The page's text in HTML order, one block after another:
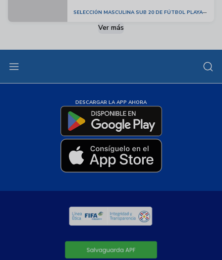
SELECCIÓN MASCULINA SUB 20 DE FÚTBOL PLAYA
Ver más
DESCARGAR LA APP AHORA